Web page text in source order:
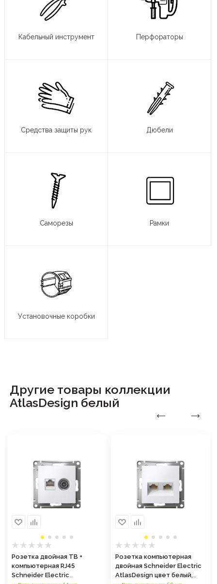
Кабельный инструмент Перфораторы
Средства защиты рук Дюбели
Саморезы Рамки
Установочные коробки
Другие товары коллекции
AtlasDesign белый
Розетка двойная ТВ +
компьютерная RJ45
Schneider Electric
Розетка компьютерная
двойная Schneider Electric
AtlasDesign цвет белый,